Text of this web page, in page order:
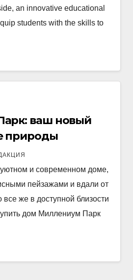
an innovative educational
students with the skills to
ваш новый
природы
и современном доме,
пейзажами и вдали от
все же в доступной близости
дом Миллениум Парк